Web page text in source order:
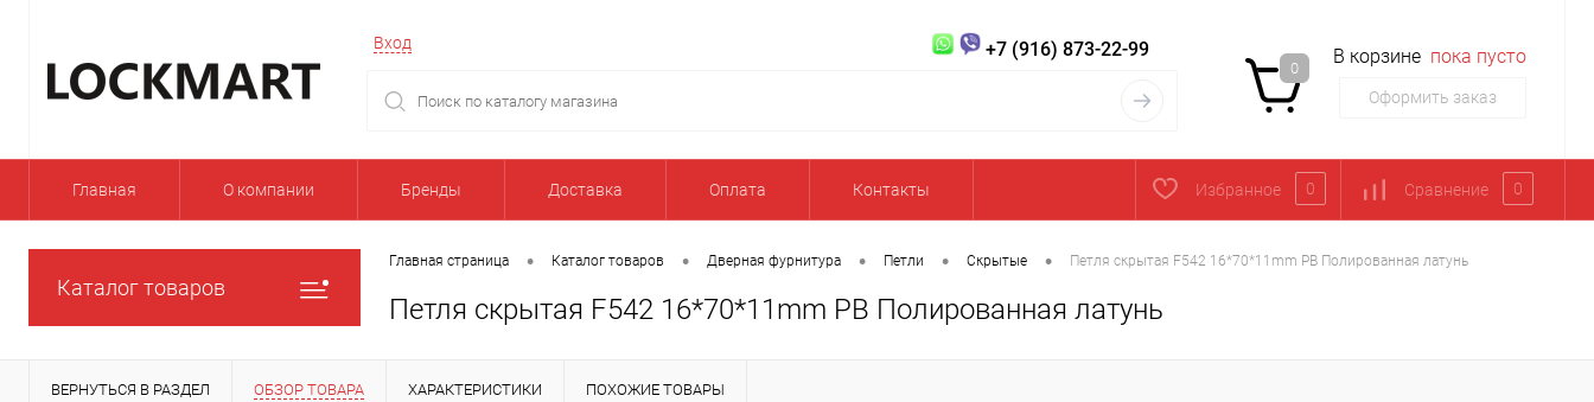
Вход +7 (916) 873-22-99
0
В корзине пока пусто
Оформить заказ
Главная О компании Бренды Доставка Оплата Контакты Избранное 0 Сравнение 0
Каталог товаров
Главная страница • Каталог товаров • Дверная фурнитура • Петли • Скрытые • Петля скрытая F542 16*70*11mm PB Полированная латунь
Петля скрытая F542 16*70*11mm PB Полированная латунь
ВЕРНУТЬСЯ В РАЗДЕЛ ОБЗОР ТОВАРА ХАРАКТЕРИСТИКИ ПОХОЖИЕ ТОВАРЫ